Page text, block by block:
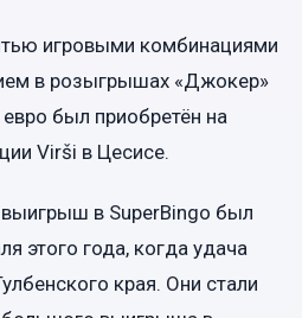
игровыми комбинациями
в розыгрышах «Джокер»
был приобретён на
Virši в Цесисе.
в SuperBingo был
этого года, когда удача
края. Они стали